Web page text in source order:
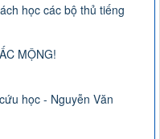
học các bộ thủ tiếng
MỘNG!
học - Nguyễn Văn